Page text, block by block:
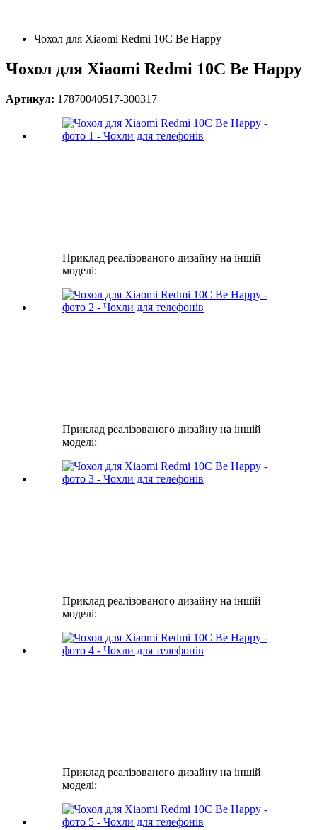
Чохол для Xiaomi Redmi 10C Be Happy
Чохол для Xiaomi Redmi 10C Be Happy
Артикул: 17870040517-300317
Приклад реалізованого дизайну на іншій
моделі:
Приклад реалізованого дизайну на іншій
моделі:
Приклад реалізованого дизайну на іншій
моделі:
Приклад реалізованого дизайну на іншій
моделі: